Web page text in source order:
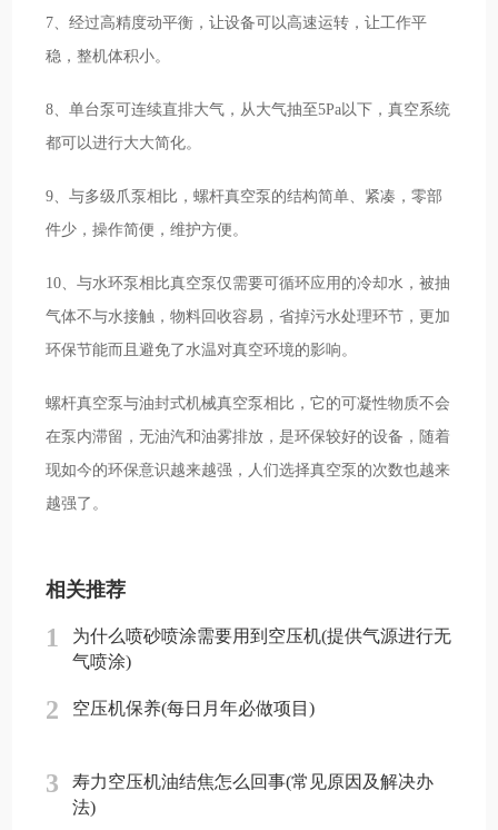
7、经过高精度动平衡，让设备可以高速运转，让工作平
稳，整机体积小。
8、单台泵可连续直排大气，从大气抽至5Pa以下，真空系统
都可以进行大大简化。
9、与多级爪泵相比，螺杆真空泵的结构简单、紧凑，零部
件少，操作简便，维护方便。
10、与水环泵相比真空泵仅需要可循环应用的冷却水，被抽
气体不与水接触，物料回收容易，省掉污水处理环节，更加
环保节能而且避免了水温对真空环境的影响。
螺杆真空泵与油封式机械真空泵相比，它的可凝性物质不会
在泵内滞留，无油汽和油雾排放，是环保较好的设备，随着
现如今的环保意识越来越强，人们选择真空泵的次数也越来
越强了。
相关推荐
1
为什么喷砂喷涂需要用到空压机(提供气源进行无
气喷涂)
2 空压机保养(每日月年必做项目)
3
寿力空压机油结焦怎么回事(常见原因及解决办
法)